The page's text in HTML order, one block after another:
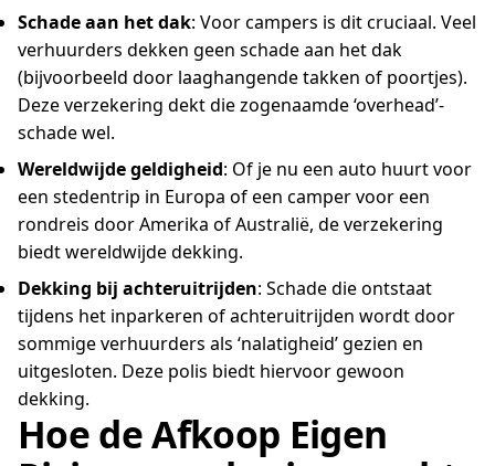
Schade aan het dak: Voor campers is dit cruciaal. Veel
verhuurders dekken geen schade aan het dak
(bijvoorbeeld door laaghangende takken of poortjes).
Deze verzekering dekt die zogenaamde ‘overhead’-
schade wel.
Wereldwijde geldigheid: Of je nu een auto huurt voor
een stedentrip in Europa of een camper voor een
rondreis door Amerika of Australië, de verzekering
biedt wereldwijde dekking.
Dekking bij achteruitrijden: Schade die ontstaat
tijdens het inparkeren of achteruitrijden wordt door
sommige verhuurders als ‘nalatigheid’ gezien en
uitgesloten. Deze polis biedt hiervoor gewoon
dekking.
Hoe de Afkoop Eigen